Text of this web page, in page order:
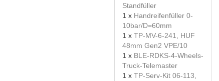
Standfüller
1 x Handreifenfüller 0-
10bar/D=60mm
1 x TP-MV-6-241, HUF
48mm Gen2 VPE/10
1 x BLE-RDKS-4-Wheels-
Truck-Telemaster
1 x TP-Serv-Kit 06-113,